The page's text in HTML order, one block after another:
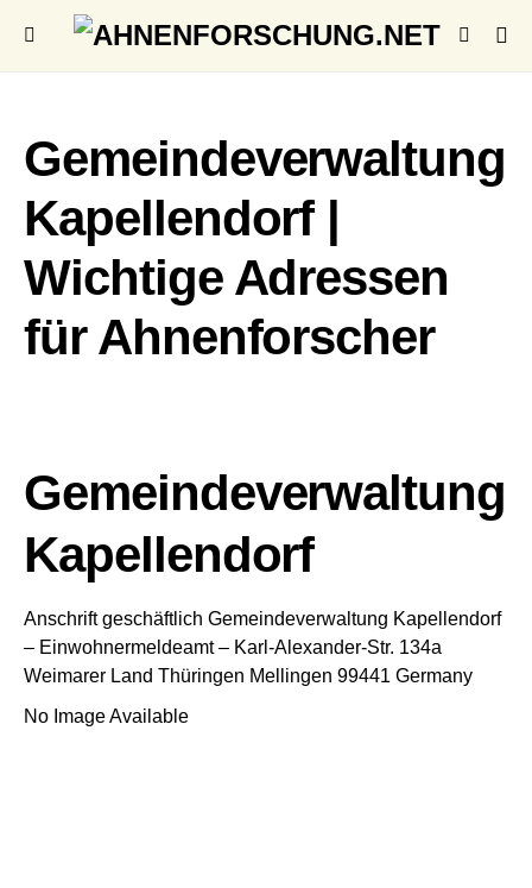
Gemeindeverwaltung
Kapellendorf |
Wichtige Adressen
für Ahnenforscher
Gemeindeverwaltung
Kapellendorf
Anschrift geschäftlich Gemeindeverwaltung Kapellendorf
– Einwohnermeldeamt – Karl-Alexander-Str. 134a
Weimarer Land Thüringen Mellingen 99441 Germany
No Image Available